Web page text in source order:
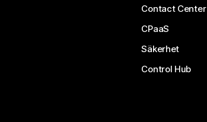
Contact Center
CPaaS
Säkerhet
Control Hub